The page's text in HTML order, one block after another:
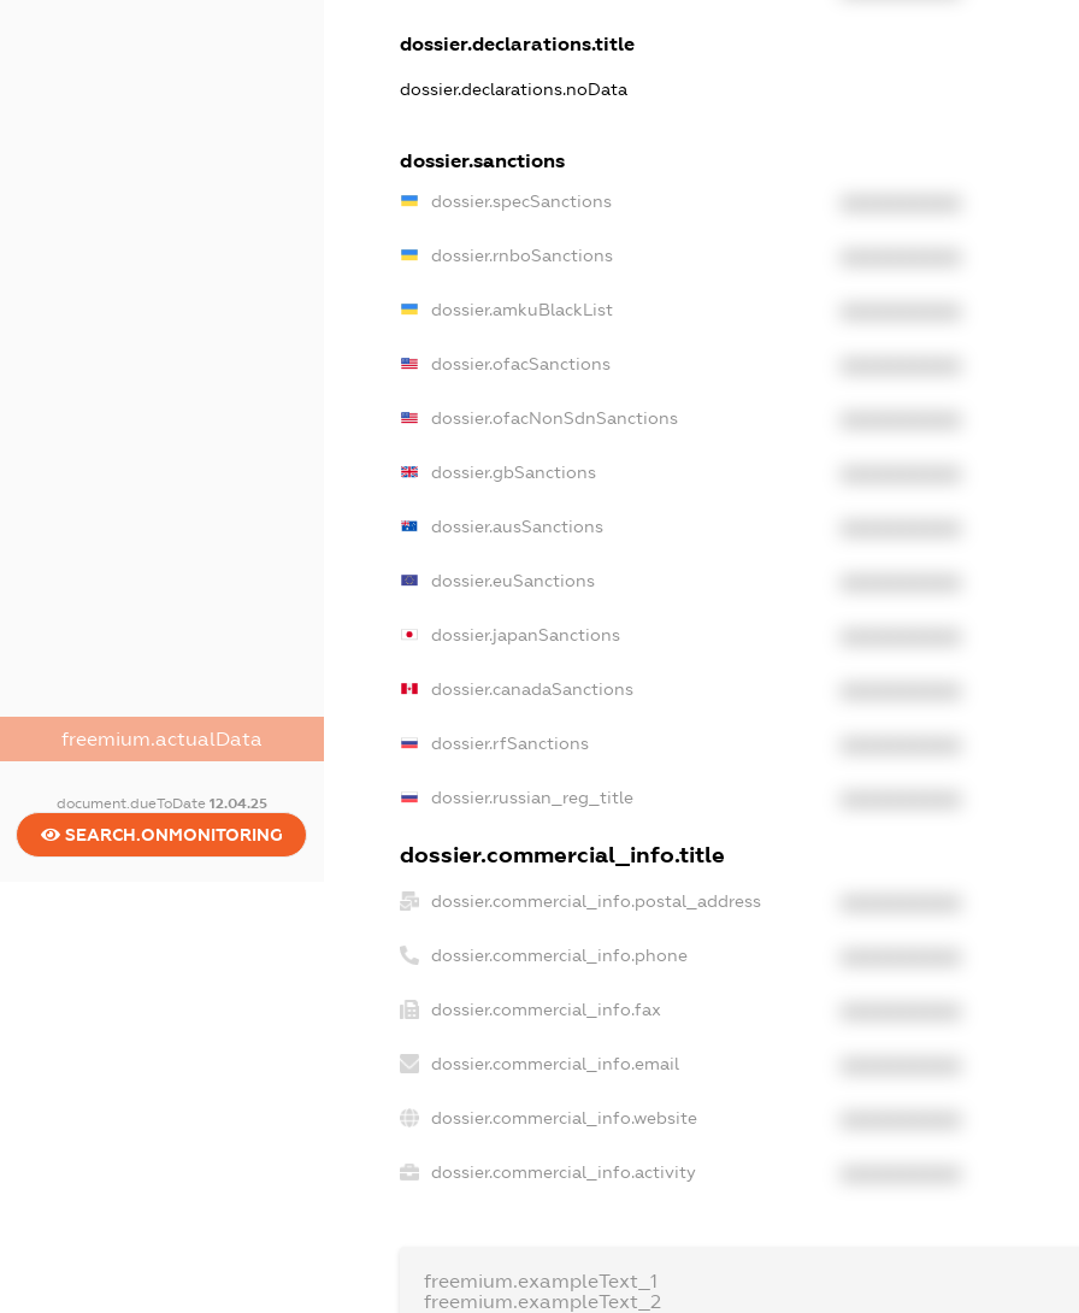
freemium.actualData
document.dueToDate 12.04.25
SEARCH.ONMONITORING
dossier.declarations.title
dossier.declarations.noData
dossier.sanctions
dossier.specSanctions
dossier.rnboSanctions
dossier.amkuBlackList
dossier.ofacSanctions
dossier.ofacNonSdnSanctions
dossier.gbSanctions
dossier.ausSanctions
dossier.euSanctions
dossier.japanSanctions
dossier.canadaSanctions
dossier.rfSanctions
dossier.russian_reg_title
dossier.commercial_info.title
dossier.commercial_info.postal_address
dossier.commercial_info.phone
dossier.commercial_info.fax
dossier.commercial_info.email
dossier.commercial_info.website
dossier.commercial_info.activity
freemium.exampleText_1
freemium.exampleText_2